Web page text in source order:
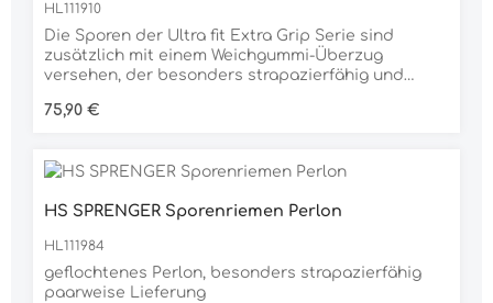
HL111910
Die Sporen der Ultra fit Extra Grip Serie sind
zusätzlich mit einem Weichgummi-Überzug
versehen, der besonders strapazierfähig und
guten Sitz und einen zeitlosen Look. Auch Deinen
geschont.Ein besonders praktisches Extra: Die
Deinen Fuß anpassen.
Regulärer Preis:
75,90 €
HS SPRENGER Sporenriemen Perlon
HL111984
geflochtenes Perlon, besonders strapazierfähig
paarweise Lieferung